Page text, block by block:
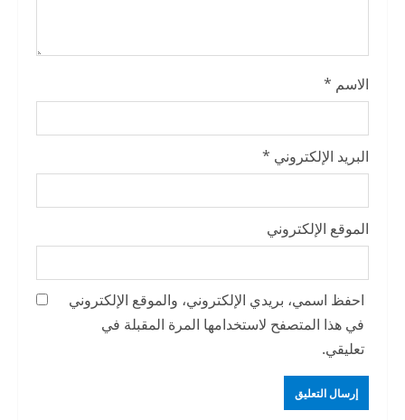
الاسم *
البريد الإلكتروني *
الموقع الإلكتروني
احفظ اسمي، بريدي الإلكتروني، والموقع الإلكتروني
في هذا المتصفح لاستخدامها المرة المقبلة في
تعليقي.